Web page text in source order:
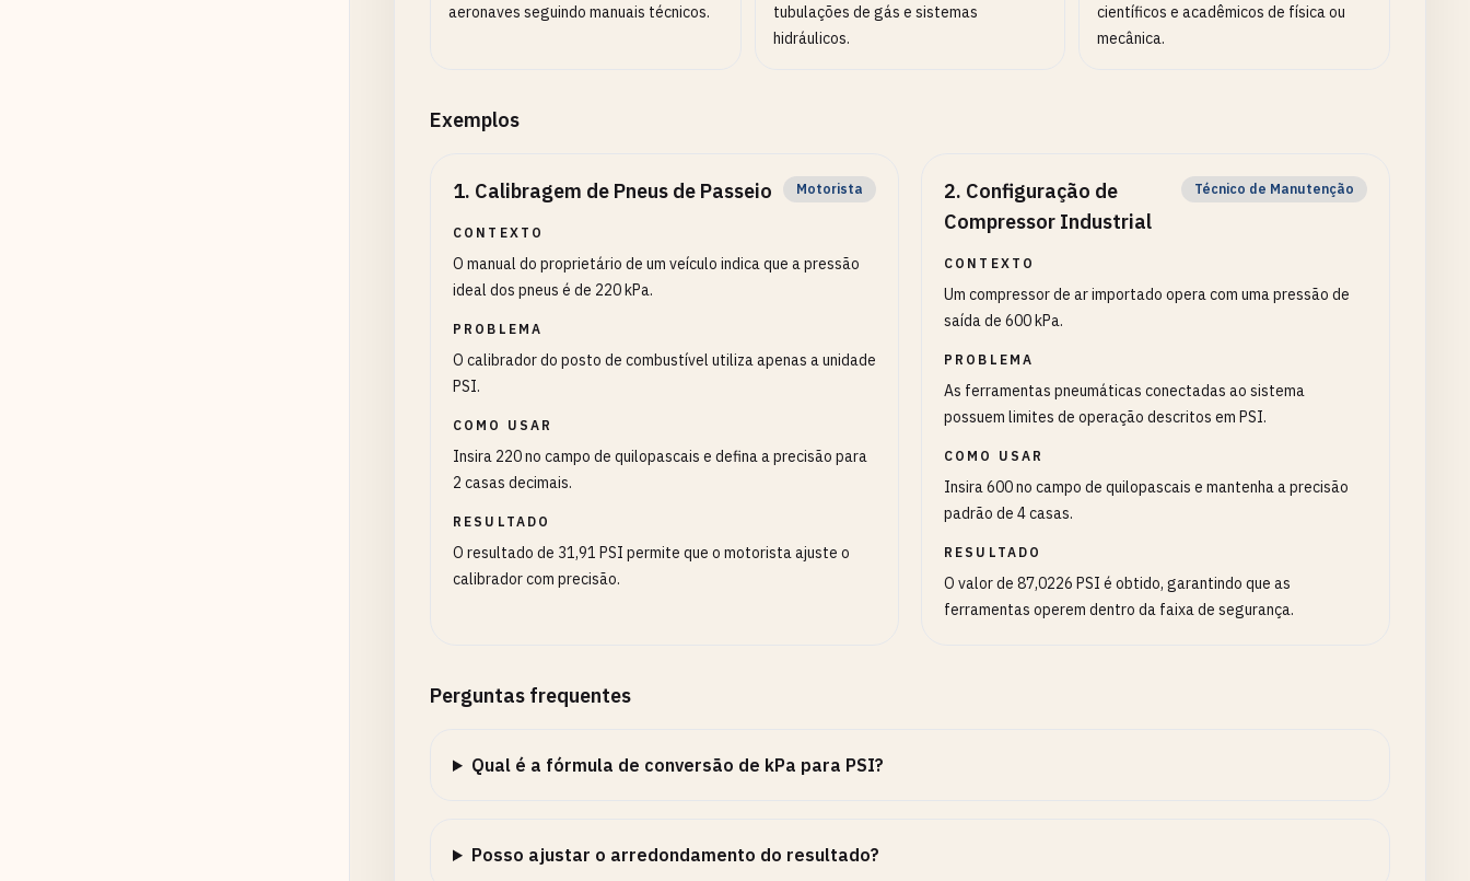
aeronaves seguindo manuais técnicos.
tubulações de gás e sistemas
hidráulicos.
científicos e acadêmicos de física ou
mecânica.
Exemplos
1. Calibragem de Pneus de Passeio Motorista
CONTEXTO
O manual do proprietário de um veículo indica que a pressão
ideal dos pneus é de 220 kPa.
PROBLEMA
O calibrador do posto de combustível utiliza apenas a unidade
PSI.
COMO USAR
Insira 220 no campo de quilopascais e defina a precisão para
2 casas decimais.
RESULTADO
O resultado de 31,91 PSI permite que o motorista ajuste o
calibrador com precisão.
2. Configuração de
Compressor Industrial
Técnico de Manutenção
CONTEXTO
Um compressor de ar importado opera com uma pressão de
saída de 600 kPa.
PROBLEMA
As ferramentas pneumáticas conectadas ao sistema
possuem limites de operação descritos em PSI.
COMO USAR
Insira 600 no campo de quilopascais e mantenha a precisão
padrão de 4 casas.
RESULTADO
O valor de 87,0226 PSI é obtido, garantindo que as
ferramentas operem dentro da faixa de segurança.
Perguntas frequentes
Qual é a fórmula de conversão de kPa para PSI?
Posso ajustar o arredondamento do resultado?